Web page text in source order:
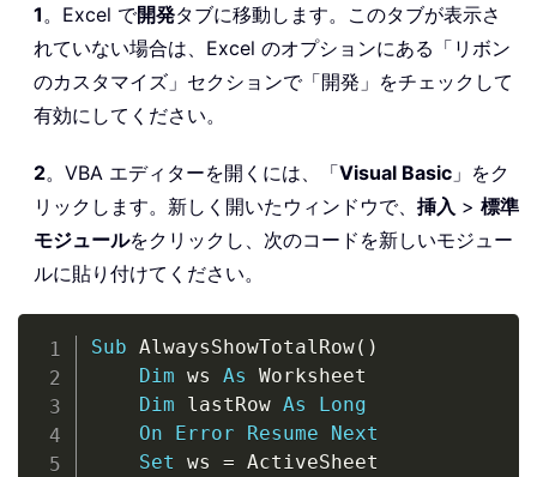
1 。Excel で開発タブに移動します。このタブが表示さ
れていない場合は、Excel のオプションにある「リボン
のカスタマイズ」セクションで「開発」をチェックして
有効にしてください。
2。VBA エディターを開くには、「Visual Basic 」をク
リックします。新しく開いたウィンドウで、 挿入 > 標準
モジュールをクリックし、次のコードを新しいモジュー
ルに貼り付けてください。
Sub AlwaysShowTotalRow( )
Dim ws As Worksheet
Dim lastRow As
Long
On
Error Resume
Next
Set ws = ActiveSheet